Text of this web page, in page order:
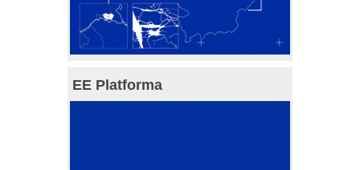
EE Platforma